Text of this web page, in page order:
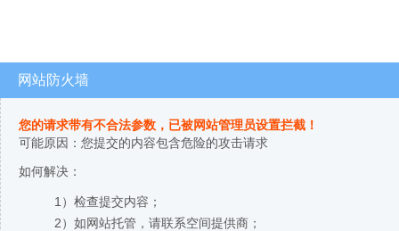
网站防火墙
您的请求带有不合法参数，已被网站管理员设置拦截！
可能原因：您提交的内容包含危险的攻击请求
如何解决：
1）检查提交内容；
2）如网站托管，请联系空间提供商；